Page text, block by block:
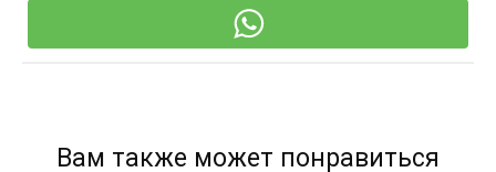
Вам также может понравиться